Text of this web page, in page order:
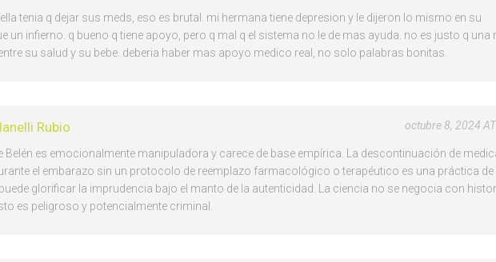
tenia q dejar sus meds, eso es brutal. mi hermana tiene depresion y le dijeron lo mismo en su
un infierno. q bueno q tiene apoyo, pero q mal q el sistema no le de mas ayuda. no es justo q una
su salud y su bebe. deberia haber mas apoyo medico real, no solo palabras bonitas.
Rubio octubre 8, 2024
Belén es emocionalmente manipuladora y carece de base empírica. La descontinuación de
el embarazo sin un protocolo de reemplazo farmacológico o terapéutico es una práctica de
glorificar la imprudencia bajo el manto de la autenticidad. La ciencia no se negocia con
es peligroso y potencialmente criminal.